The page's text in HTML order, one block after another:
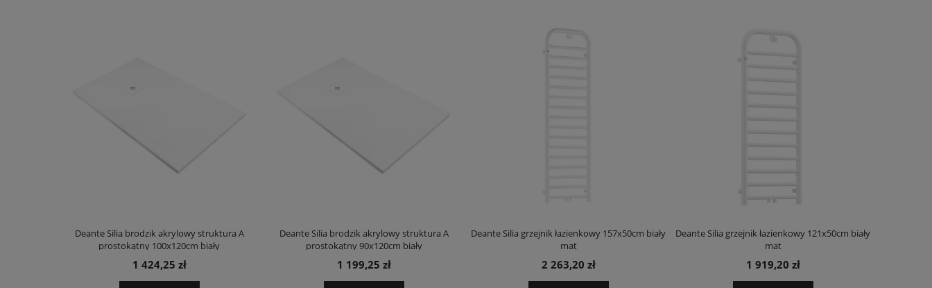
Deante Silia brodzik akrylowy struktura A
prostokątny 100x120cm biały
1 424,25 zł
Deante Silia brodzik akrylowy struktura A
prostokątny 90x120cm biały
1 199,25 zł
Deante Silia grzejnik łazienkowy 157x50cm biały
mat
2 263,20 zł
Deante Silia grzejnik łazienkowy 121x50cm biały
mat
1 919,20 zł